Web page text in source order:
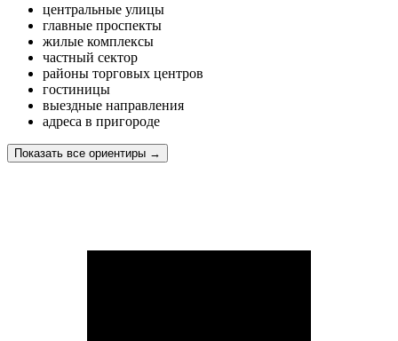
центральные улицы
главные проспекты
жилые комплексы
частный сектор
районы торговых центров
гостиницы
выездные направления
адреса в пригороде
Показать все ориентиры →